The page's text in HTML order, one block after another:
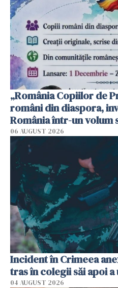
„România Copiilor de
români din diaspora,
România într-un volum
06 AUGUST 2026
Incident în Crimeea
tras în colegii săi apoi
04 AUGUST 2026